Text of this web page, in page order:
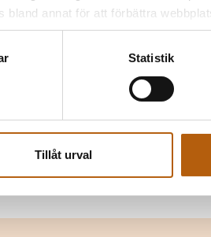
annat för att förbättra
Statistik
Tillåt urval
i
»